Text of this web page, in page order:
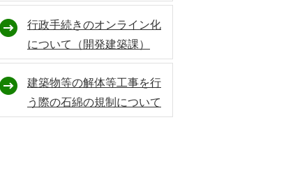
行政手続きのオンライン化
について（開発建築課）
建築物等の解体等工事を行
う際の石綿の規制について